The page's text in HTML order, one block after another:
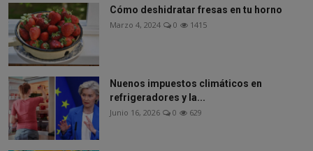
Cómo deshidratar fresas en tu horno
Marzo 4, 2024 0 1415
Nuenos impuestos climáticos en
refrigeradores y la...
Junio 16, 2026 0 629